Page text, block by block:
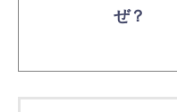
ぜ？